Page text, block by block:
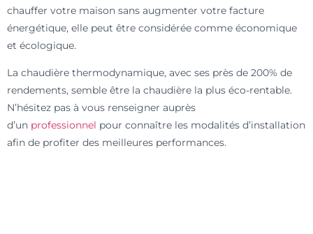
chauffer votre maison sans augmenter votre facture
énergétique, elle peut être considérée comme économique
et écologique.
La chaudière thermodynamique, avec ses près de 200% de
rendements, semble être la chaudière la plus éco-rentable.
N’hésitez pas à vous renseigner auprès
d’un professionnel pour connaître les modalités d’installation
afin de profiter des meilleures performances.